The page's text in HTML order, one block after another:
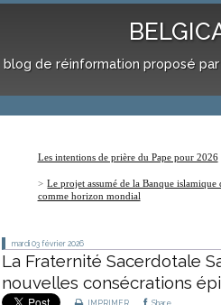
blog de réinformation proposé
Les intentions de prière du Pape pour 2026
Le projet assumé de la Banque
comme horizon mondial
mardi 03 février 2026
La Fraternité Sacerdotale
nouvelles consécrations
IMPRIMER Share